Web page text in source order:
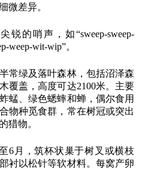
微差异。
锐的哨声，如“sweep-sweep-
weep-wit-wip”。
常绿及落叶森林，包括沼泽森
覆盖，高度可达2100米。主要
蜢、绿色蟋蟀和蝉，偶尔食用
物种觅食群，常在树冠或突出
猎物。
6月，筑杯状巢于树叉或横枝
衬以松针等软材料。每窝产卵